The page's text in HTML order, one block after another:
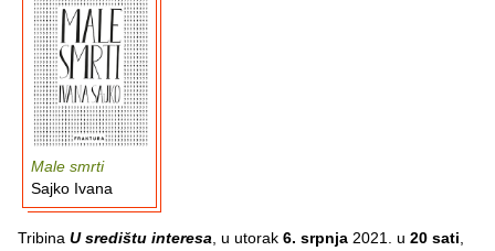
Male smrti
Sajko Ivana
Tribina U središtu interesa , u utorak 6. srpnja 2021. u 20 sati